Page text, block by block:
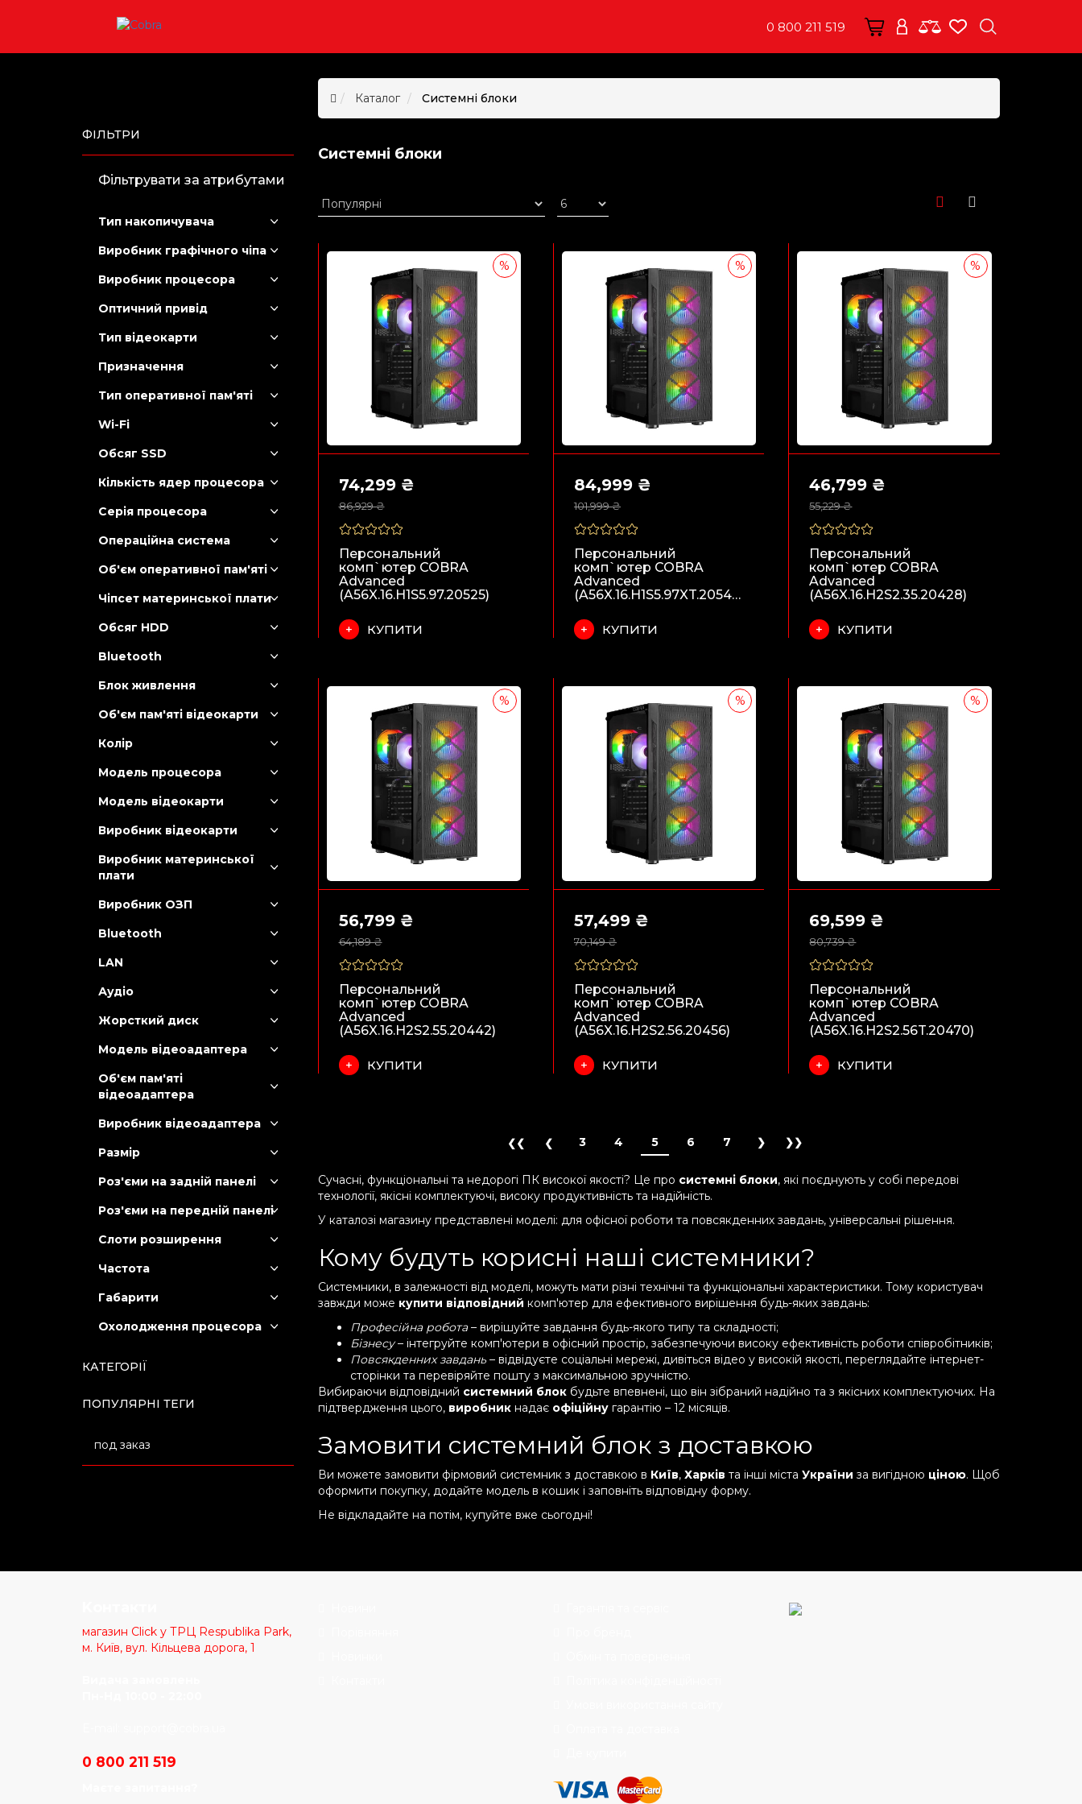
0 800 211 519
ФІЛЬТРИ
Фільтрувати за атрибутами
Тип накопичувача
Виробник графічного чіпа
Виробник процесора
Оптичний привід
Тип відеокарти
Призначення
Тип оперативної пам'яті
Wi-Fi
Обсяг SSD
Кількість ядер процесора
Серія процесора
Операційна система
Об'єм оперативної пам'яті
Чіпсет материнської плати
Обсяг HDD
Bluetooth
Блок живлення
Об'єм пам'яті відеокарти
Колір
Модель процесора
Модель відеокарти
Виробник відеокарти
Виробник материнської
плати
Виробник ОЗП
Bluetooth
LAN
Аудіо
Жорсткий диск
Модель відеоадаптера
Об'єм пам'яті
відеоадаптера
Виробник відеоадаптера
Размір
Роз'єми на задній панелі
Роз'єми на передній панелі
Слоти розширення
Частота
Габарити
Охолодження процесора
КАТЕГОРІЇ
ПОПУЛЯРНІ ТЕГИ
под заказ
Каталог Системні блоки
Системні блоки
86,929 ₴
74,299 ₴
Персональний
комп`ютер COBRA
Advanced
(A56X.16.H1S5.97.20525)
КУПИТИ
101,999 ₴
84,999 ₴
Персональний
комп`ютер COBRA
Advanced
(A56X.16.H1S5.97XT.20540)
КУПИТИ
55,229 ₴
46,799 ₴
Персональний
комп`ютер COBRA
Advanced
(A56X.16.H2S2.35.20428)
КУПИТИ
64,189 ₴
56,799 ₴
Персональний
комп`ютер COBRA
Advanced
(A56X.16.H2S2.55.20442)
КУПИТИ
70,149 ₴
57,499 ₴
Персональний
комп`ютер COBRA
Advanced
(A56X.16.H2S2.56.20456)
КУПИТИ
80,739 ₴
69,599 ₴
Персональний
комп`ютер COBRA
Advanced
(A56X.16.H2S2.56T.20470)
КУПИТИ
3 4 5 6 7
Сучасні, функціональні та недорогі ПК високої якості? Це про системні блоки, які поєднують у собі передові
технології, якісні комплектуючі, високу продуктивність та надійність.
У каталозі магазину представлені моделі: для офісної роботи та повсякденних завдань, універсальні рішення.
Кому будуть корисні наші системники?
Системники, в залежності від моделі, можуть мати різні технічні та функціональні характеристики. Тому користувач
завжди може купити відповідний комп'ютер для ефективного вирішення будь-яких завдань:
Професійна робота– вирішуйте завдання будь-якого типу та складності;
Бізнесу– інтегруйте комп'ютери в офісний простір, забезпечуючи високу ефективність роботи співробітників;
Повсякденних завдань– відвідуєте соціальні мережі, дивіться відео у високій якості, переглядайте інтернет-
сторінки та перевіряйте пошту з максимальною зручністю.
Вибираючи відповідний системний блок будьте впевнені, що він зібраний надійно та з якісних комплектуючих. На
підтвердження цього, виробник надаєофіційнугарантію – 12 місяців.
Замовити системний блок з доставкою
Ви можете замовити фірмовий системник з доставкою в Київ, Харків та інші міста України за вигідною ціною. Щоб
оформити покупку, додайте модель в кошик і заповніть відповідну форму.
Не відкладайте на потім, купуйте вже сьогодні!
магазин Click у ТРЦ Respublika Park,
м. Київ, вул. Кільцева дорога, 1
0 800 211 519